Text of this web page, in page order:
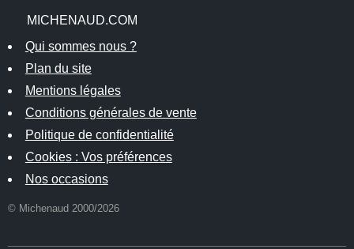
MICHENAUD.COM
Qui sommes nous ?
Plan du site
Mentions légales
Conditions générales de vente
Politique de confidentialité
Cookies : Vos préférences
Nos occasions
© Michenaud 2000/2026